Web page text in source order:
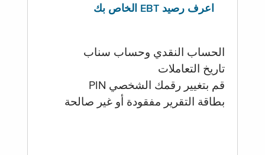
اعرف رصيد EBT الخاص بك
الحساب النقدي وحساب سناب
تاريخ التعاملات
قم بتغيير رقمك الشخصي PIN
بطاقة التقرير مفقودة أو غير صالحة